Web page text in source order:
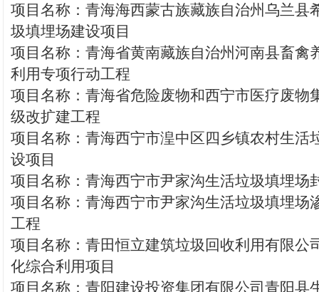
项目名称：青海海西蒙古族藏族自治州乌兰县
圾填埋场建设项目
项目名称：青海省黄南藏族自治州河南县畜禽
利用专项行动工程
项目名称：青海省危险废物和西宁市医疗废物
级改扩建工程
项目名称：青海西宁市湟中区四乡镇农村生活
设项目
项目名称：青海西宁市尹家沟生活垃圾填埋场
项目名称：青海西宁市尹家沟生活垃圾填埋场
工程
项目名称：青田恒立建筑垃圾回收利用有限公
化综合利用项目
项目名称：青阳建设投资集团有限公司青阳县